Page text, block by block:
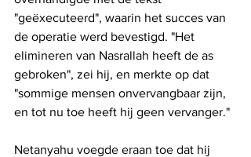
"geëxecuteerd", waarin het succes van
de operatie werd bevestigd. "Het
elimineren van Nasrallah heeft de as
gebroken", zei hij, en merkte op dat
"sommige mensen onvervangbaar zijn,
en tot nu toe heeft hij geen vervanger."
Netanyahu voegde eraan toe dat hij